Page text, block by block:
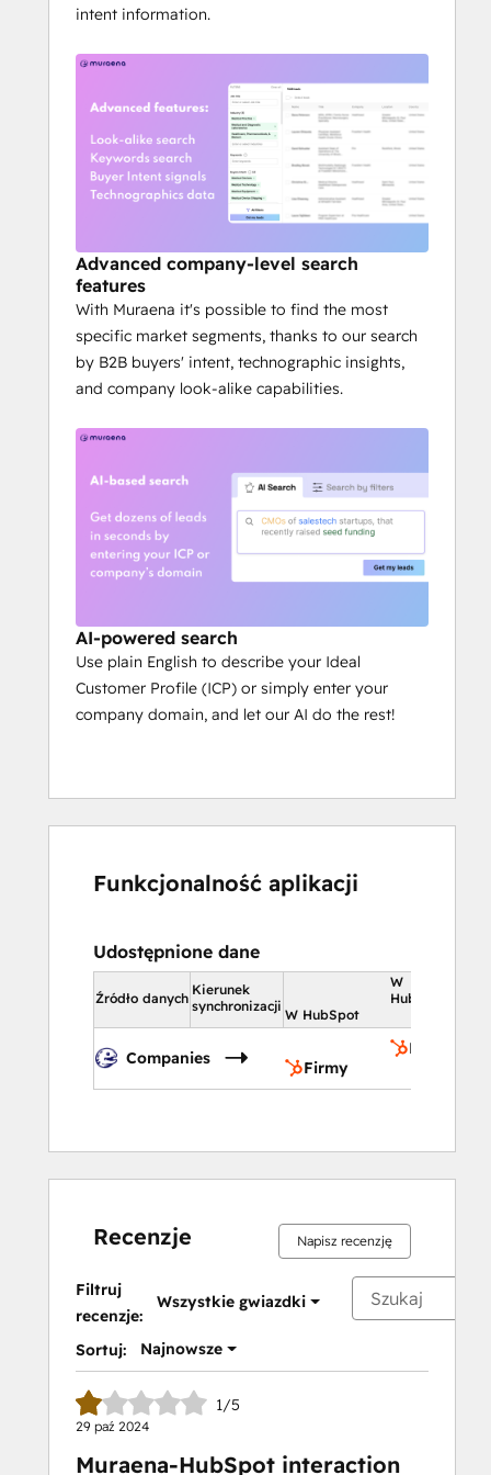
snapshot from any industry, enriching your
It’s fast and easy to get started - try it free
at muraena.ai
intent information.
Advanced company-level search
features
With Muraena it's possible to find the most
specific market segments, thanks to our search
by B2B buyers' intent, technographic insights,
and company look-alike capabilities.
AI-powered search
Use plain English to describe your Ideal
Customer Profile (ICP) or simply enter your
company domain, and let our AI do the rest!
Funkcjonalność aplikacji
Udostępnione dane
Źródło danych
Kierunek
synchronizacji
W
HubSpot
W HubSpot
Companies
Firmy
Firmy
Recenzje Napisz recenzję
Filtruj
recenzje:
Wszystkie gwiazdki
Sortuj: Najnowsze
1/5
29 paź 2024
Muraena-HubSpot interaction